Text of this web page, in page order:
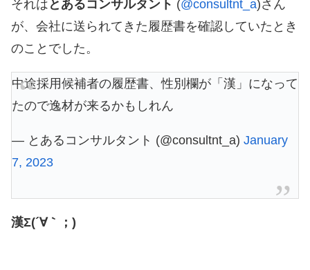
それは とあるコンサルタント (@consultnt_a)さん
が、会社に送られてきた履歴書を確認していたとき
のことでした。
中途採用候補者の履歴書、性別欄が「漢」になって
たので逸材が来るかもしれん
— とあるコンサルタント (@consultnt_a) January
7, 2023
漢Σ(´∀｀；)